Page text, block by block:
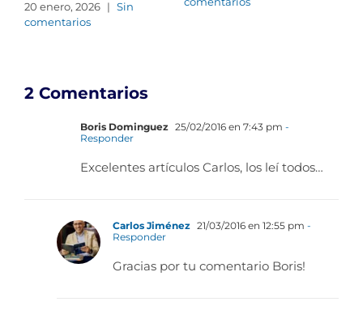
20 enero, 2026 | Sin
comentarios
2 Comentarios
Boris Dominguez 25/02/2016 en 7:43 pm -
Responder
Excelentes artículos Carlos, los leí todos…
Carlos Jiménez 21/03/2016 en 12:55 pm -
Responder
Gracias por tu comentario Boris!